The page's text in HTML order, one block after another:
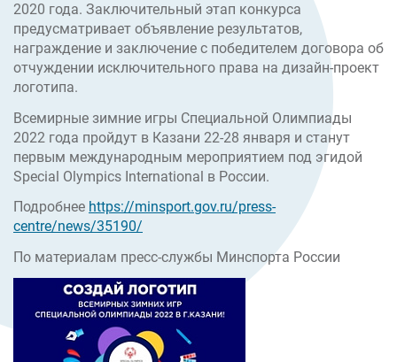
2020 года. Заключительный этап конкурса
предусматривает объявление результатов,
награждение и заключение с победителем договора об
отчуждении исключительного права на дизайн-проект
логотипа.
Всемирные зимние игры Специальной Олимпиады
2022 года пройдут в Казани 22-28 января и станут
первым международным мероприятием под эгидой
Special Olympics International в России.
Подробнее https://minsport.gov.ru/press-
centre/news/35190/
По материалам пресс-службы Минспорта России